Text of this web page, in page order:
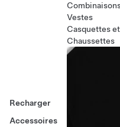
Recharger
Accessoires
Vestes
Casquettes
Chaussettes